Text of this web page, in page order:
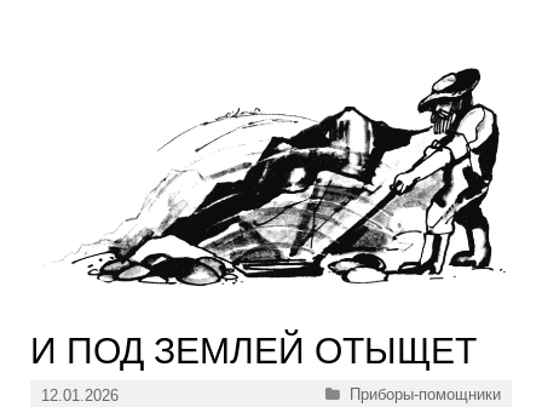
И ПОД ЗЕМЛЕЙ ОТЫЩЕТ
12.01.2026 Рубрики
Приборы-помощники